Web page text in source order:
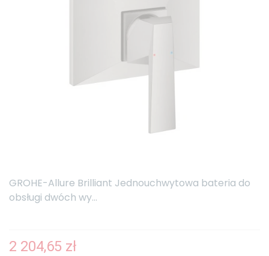
GROHE-Allure Brilliant Jednouchwytowa bateria do
obsługi dwóch wy...
2 204,65 zł